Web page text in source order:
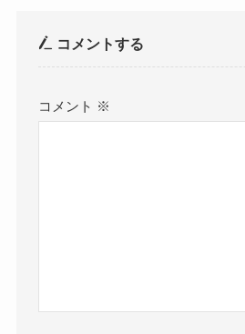
コメントする
コメント ※